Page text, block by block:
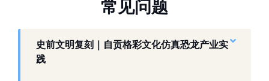
常 见问题
史前文明复刻｜自贡格彩文化仿真恐龙产业实
践